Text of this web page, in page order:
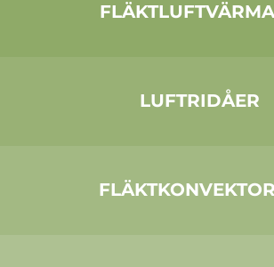
LUFTRIDÅER